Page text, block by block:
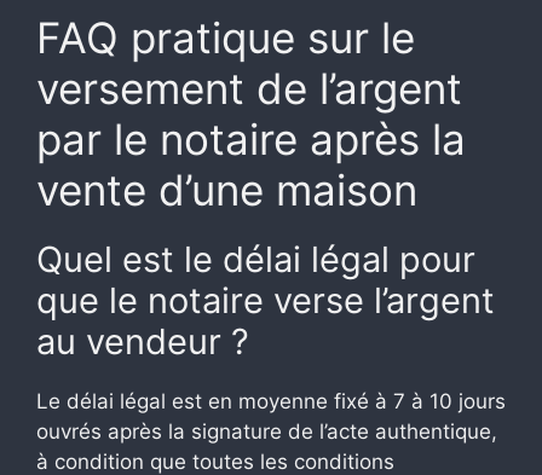
FAQ pratique sur le
versement de l’argent
par le notaire après la
vente d’une maison
Quel est le délai légal pour
que le notaire verse l’argent
au vendeur ?
Le délai légal est en moyenne fixé à 7 à 10 jours
ouvrés après la signature de l’acte authentique,
à condition que toutes les conditions